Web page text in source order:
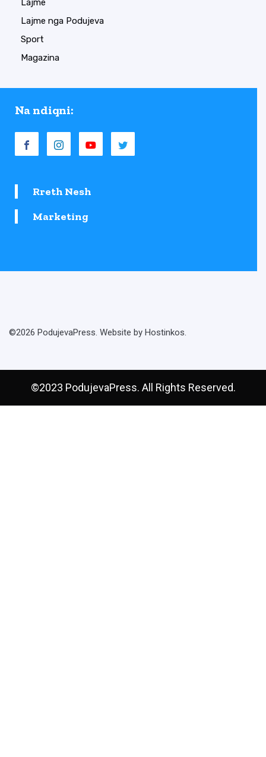
Lajme
Lajme nga Podujeva
Sport
Magazina
Na ndiqni:
Rreth Nesh
Marketing
©2026 PodujevaPress. Website by Hostinkos.
©2023 PodujevaPress. All Rights Reserved.